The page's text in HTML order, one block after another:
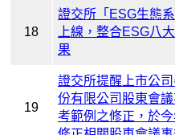
18
證交所「ESG生態
上線，整合ESG八
果
19
證交所提醒上市公
份有限公司股東會
考範例之修正，於